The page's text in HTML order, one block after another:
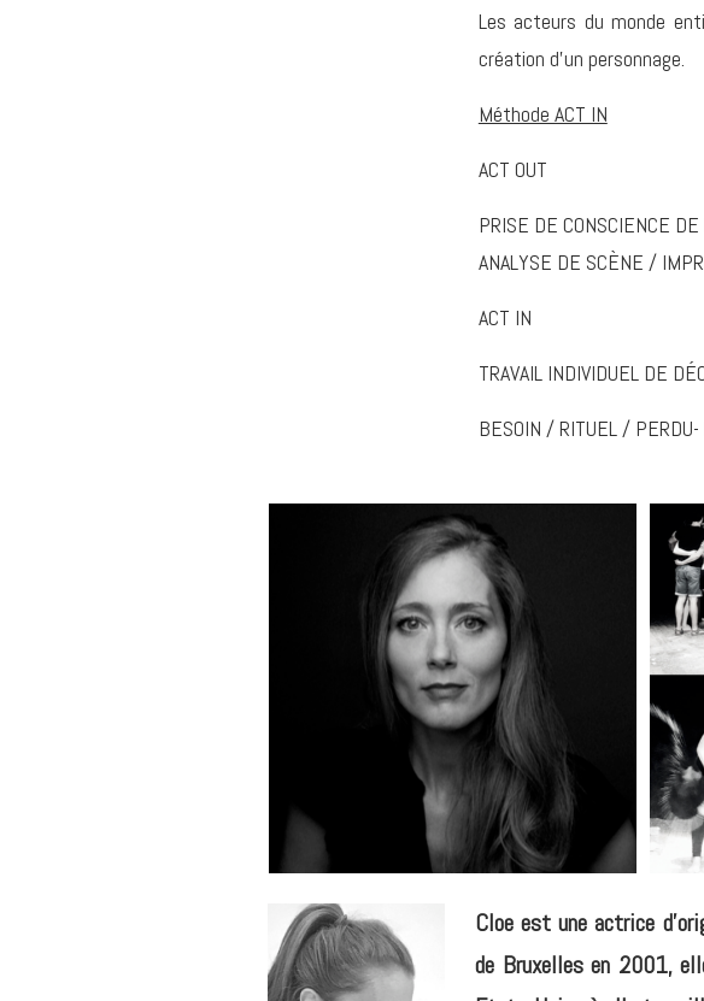
Les acteurs du monde
création d'un personnage.
Méthode ACT IN
ACT OUT
PRISE DE CONSCIENCE
ANALYSE DE SCÈNE /
ACT IN
TRAVAIL INDIVIDUEL DE
BESOIN / RITUEL /
Cloe est une actrice
de Bruxelles en 2001,